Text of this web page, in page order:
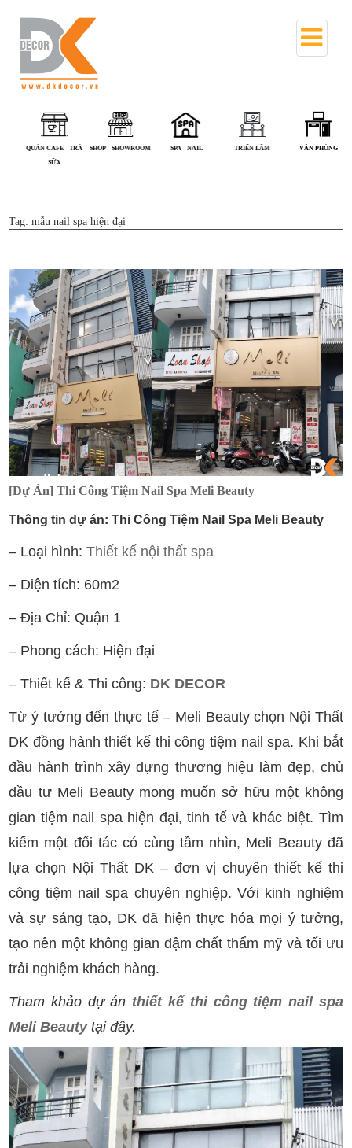
QUÁN CAFE - TRÀ
SỮA
SHOP - SHOWROOM SPA - NAIL TRIỂN LÃM VĂN PHÒNG
Tag:mẫu nail spa hiện đại
[Dự Án] Thi Công Tiệm Nail Spa Meli Beauty
Thông tin dự án: Thi Công Tiệm Nail Spa Meli Beauty
– Loại hình:Thiết kế nội thất spa
– Diện tích: 60m2
– Địa Chỉ: Quận 1
– Phong cách: Hiện đại
– Thiết kế & Thi công: DK DECOR
Từ ý tưởng đến thực tế – Meli Beauty chọn Nội Thất
DK đồng hành thiết kế thi công tiệm nail spa. Khi bắt
đầu hành trình xây dựng thương hiệu làm đẹp, chủ
đầu tư Meli Beauty mong muốn sở hữu một không
gian tiệm nail spa hiện đại, tinh tế và khác biệt. Tìm
kiếm một đối tác có cùng tầm nhìn, Meli Beauty đã
lựa chọn Nội Thất DK – đơn vị chuyên thiết kế thi
công tiệm nail spa chuyên nghiệp. Với kinh nghiệm
và sự sáng tạo, DK đã hiện thực hóa mọi ý tưởng,
tạo nên một không gian đậm chất thẩm mỹ và tối ưu
trải nghiệm khách hàng.
Tham khảo dự án thiết kế thi công tiệm nail spa
Meli Beautytại đây.